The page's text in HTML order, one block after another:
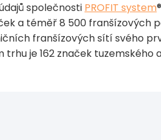
společnosti PROFIT system®
a téměř 8 500 franšízových
franšízových sítí svého
trhu je 162 značek tuzemského